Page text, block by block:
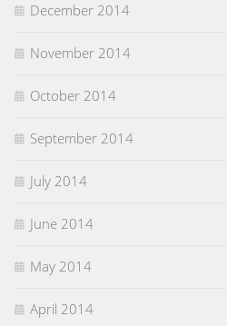
December 2014
November 2014
October 2014
September 2014
July 2014
June 2014
May 2014
April 2014